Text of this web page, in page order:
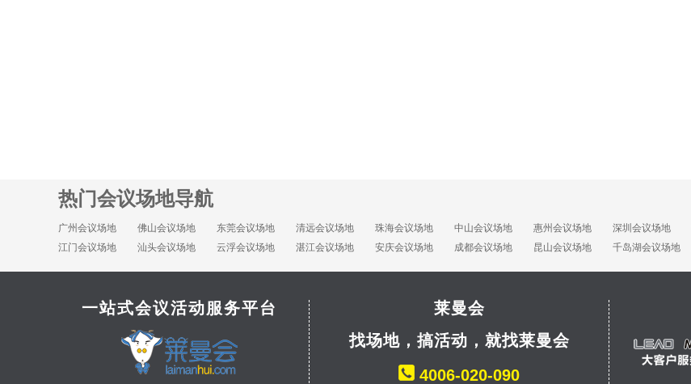
热门会议场地导航
广州会议场地 佛山会议场地 东莞会议场地 清远会议场地 珠海会议场地 中山会议场地 惠州会议场地 深圳会议场地
江门会议场地
汕头会议场地 云浮会议场地 湛江会议场地 安庆会议场地 成都会议场地 昆山会议场地 千岛湖会议场地
一站式会议活动服务平台
莱曼会
找场地，搞活动，就找莱曼会
4006-020-090